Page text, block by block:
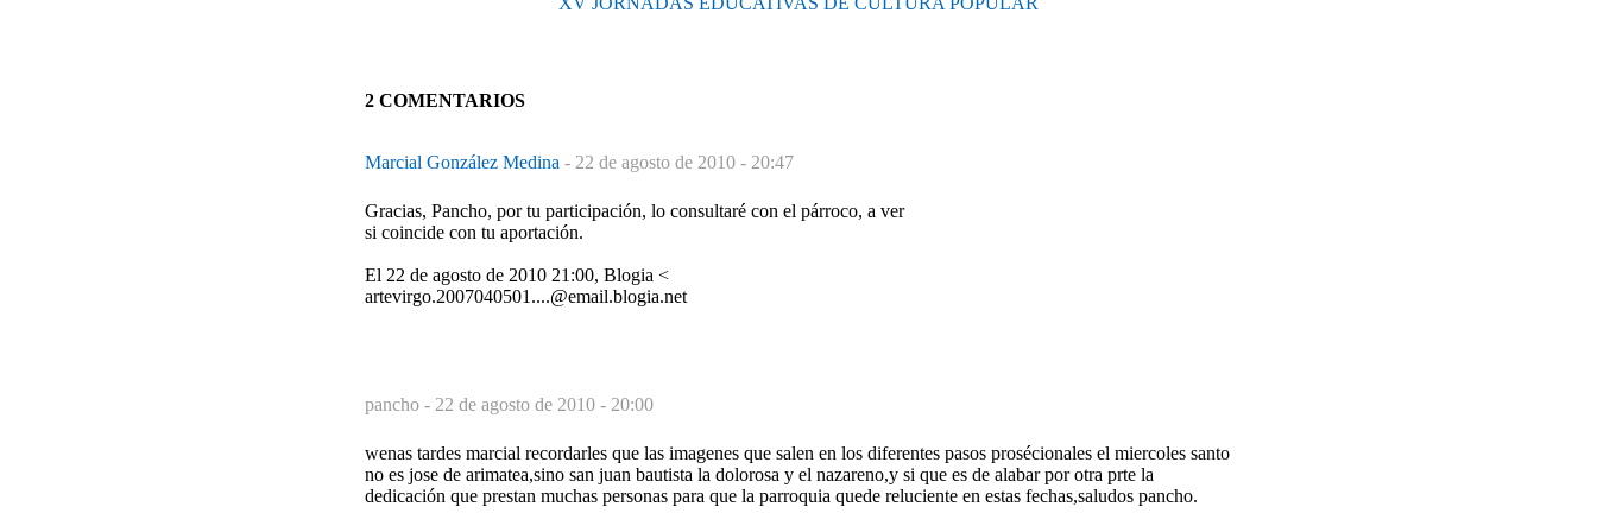
2 COMENTARIOS
Marcial González Medina - 22 de agosto de 2010 - 20:47
Gracias, Pancho, por tu participación, lo consultaré con el párroco, a ver
si coincide con tu aportación.
El 22 de agosto de 2010 21:00, Blogia <
artevirgo.2007040501....@email.blogia.net
pancho - 22 de agosto de 2010 - 20:00
wenas tardes marcial recordarles que las imagenes que salen en los diferentes pasos prosécionales el miercoles santo
no es jose de arimatea,sino san juan bautista la dolorosa y el nazareno,y si que es de alabar por otra prte la
dedicación que prestan muchas personas para que la parroquia quede reluciente en estas fechas,saludos pancho.